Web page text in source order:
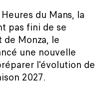
du Mans, la
pas fini de se
Monza, le
une nouvelle
l'évolution de
2027.